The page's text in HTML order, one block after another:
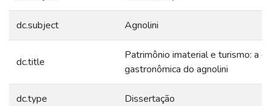
dc.subject Agnolini
dc.title
Patrimônio imaterial e turismo: a
gastronômica do agnolini
dc.type Dissertação